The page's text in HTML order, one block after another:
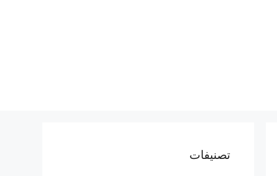
تصنيفات